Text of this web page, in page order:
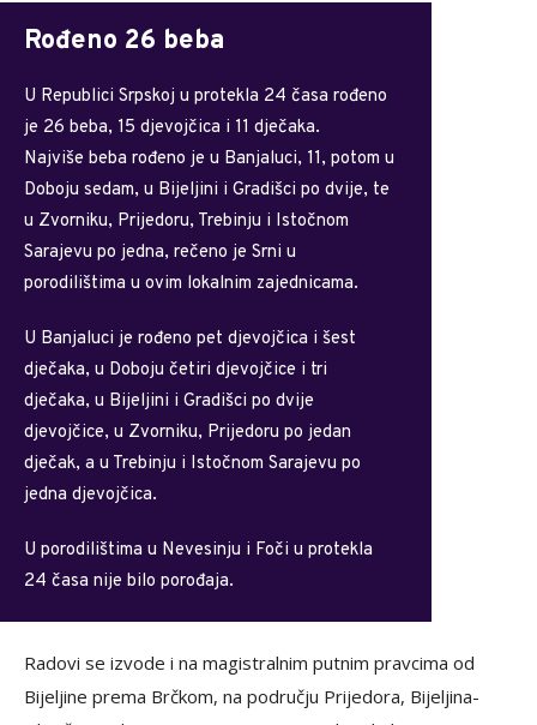
Rođeno 26 beba
U Republici Srpskoj u protekla 24 časa rođeno
je 26 beba, 15 djevojčica i 11 dječaka.
Najviše beba rođeno je u Banjaluci, 11, potom u
Doboju sedam, u Bijeljini i Gradišci po dvije, te
u Zvorniku, Prijedoru, Trebinju i Istočnom
Sarajevu po jedna, rečeno je Srni u
porodilištima u ovim lokalnim zajednicama.
U Banjaluci je rođeno pet djevojčica i šest
dječaka, u Doboju četiri djevojčice i tri
dječaka, u Bijeljini i Gradišci po dvije
djevojčice, u Zvorniku, Prijedoru po jedan
dječak, a u Trebinju i Istočnom Sarajevu po
jedna djevojčica.
U porodilištima u Nevesinju i Foči u protekla
24 časa nije bilo porođaja.
Radovi se izvode i na magistralnim putnim pravcima od
Bijeljine prema Brčkom, na području Prijedora, Bijeljina-